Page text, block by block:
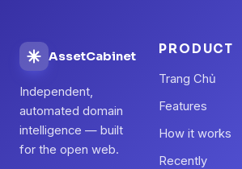
AssetCabinet
Independent,
automated domain
intelligence — built
for the open web.
PRODUCT
Trang Chủ
Features
How it works
Recently